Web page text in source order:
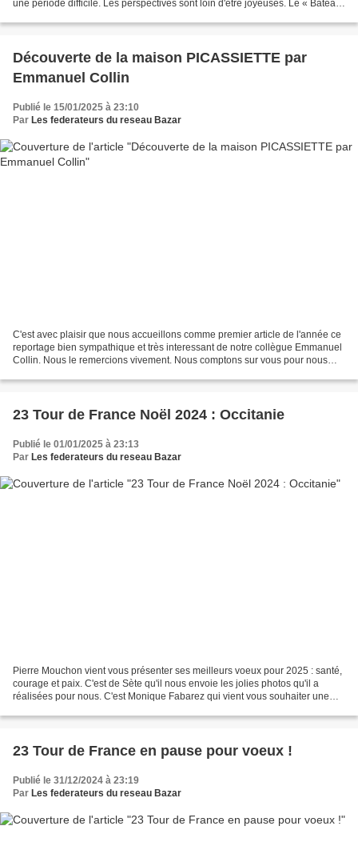
une période difficile. Les perspectives sont loin d'être joyeuses. Le « Bateau
Découverte de la maison PICASSIETTE par
Emmanuel Collin
Publié le 15/01/2025 à 23:10
Par Les federateurs du reseau Bazar
C'est avec plaisir que nous accueillons comme premier article de l'année ce
reportage bien sympathique et très interessant de notre collègue Emmanuel
Collin. Nous le remercions vivement. Nous comptons sur vous pour nous
23 Tour de France Noël 2024 : Occitanie
Publié le 01/01/2025 à 23:13
Par Les federateurs du reseau Bazar
Pierre Mouchon vient vous présenter ses meilleurs voeux pour 2025 : santé,
courage et paix. C'est de Sète qu'il nous envoie les jolies photos qu'il a
réalisées pour nous. C'est Monique Fabarez qui vient vous souhaiter une
23 Tour de France en pause pour voeux !
Publié le 31/12/2024 à 23:19
Par Les federateurs du reseau Bazar